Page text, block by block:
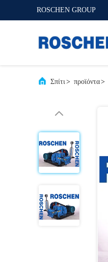
ROSCHEN GROUP
Σπίτι> προϊόντα>